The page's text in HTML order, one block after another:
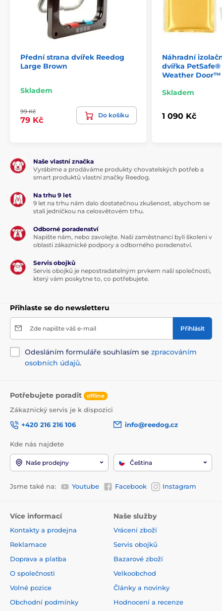
Přední strana dvířek Reedog
Large Brown
Skladem
99 Kč
79 Kč
Do košíku
Náhradní
dvířka
Weather Door™
Skladem
1 090 Kč
Naše vlastní značka
Vyrábíme a prodáváme produkty chovatelských potřeb a
smart produktů vlastní značky Reedog.
Na trhu 9 let
9 let na trhu nám dalo dostatečnou zkušenost, abychom se
stali jedničkou na celosvětovém trhu.
Odborné poradenství
Napište nám, nebo zavolejte. Naši zaměstnanci byli školeni v
oblasti zákaznické podpory a odborného poradenství.
Servis obojků
Servis obojků je nepostradatelným prvkem naší společnosti,
který vám poskytne to, co potřebujete.
Přihlaste se do newsletteru
Zde napište váš e-mail Přihlásit
Odesláním formuláře souhlasím se zpracováním
osobních údajů.
Potřebujete poradit offline
Zákaznický servis je k dispozici
+420 216 216 106
info@reedog.cz
Kde nás najdete
Naše prodejny Čeština
Jsme také na: Youtube Facebook Instagram
Více informací
Kontakty a prodejna
Reklamace
Doprava a platba
O společnosti
Volné pozice
Obchodní podmínky
Naše služby
Vrácení zboží
Servis obojků
Bazarové zboží
Velkoobchod
Články a novinky
Hodnocení a recenze